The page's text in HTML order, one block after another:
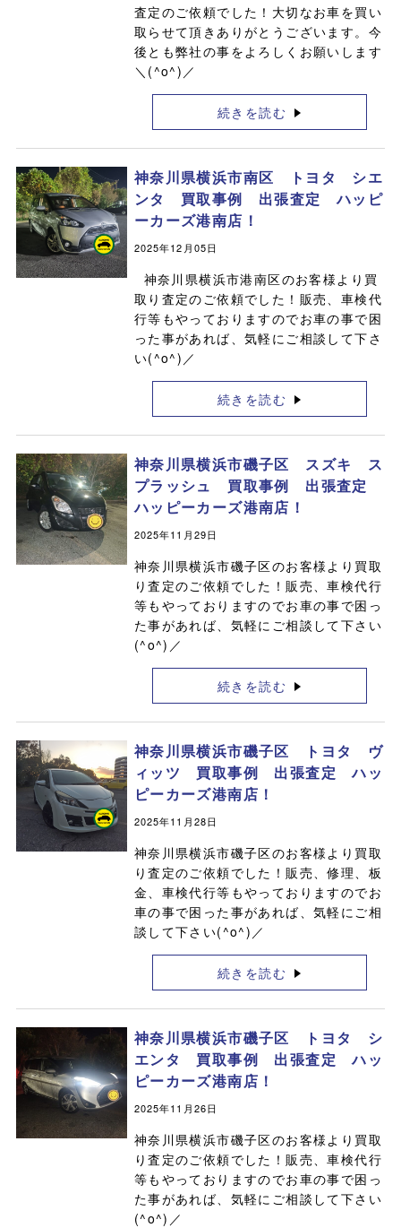
査定のご依頼でした！大切なお車を買い
取らせて頂きありがとうございます。今
後とも弊社の事をよろしくお願いします
＼(^o^)／
続きを読む
神奈川県横浜市南区 トヨタ シエ
ンタ 買取事例 出張査定 ハッピ
ーカーズ港南店！
2025年12月05日
神奈川県横浜市港南区のお客様より買
取り査定のご依頼でした！販売、車検代
行等もやっておりますのでお車の事で困
った事があれば、気軽にご相談して下さ
い(^o^)／
続きを読む
神奈川県横浜市磯子区 スズキ ス
プラッシュ 買取事例 出張査定
ハッピーカーズ港南店！
2025年11月29日
神奈川県横浜市磯子区のお客様より買取
り査定のご依頼でした！販売、車検代行
等もやっておりますのでお車の事で困っ
た事があれば、気軽にご相談して下さい
(^o^)／
続きを読む
神奈川県横浜市磯子区 トヨタ ヴ
ィッツ 買取事例 出張査定 ハッ
ピーカーズ港南店！
2025年11月28日
神奈川県横浜市磯子区のお客様より買取
り査定のご依頼でした！販売、修理、板
金、車検代行等もやっておりますのでお
車の事で困った事があれば、気軽にご相
談して下さい(^o^)／
続きを読む
神奈川県横浜市磯子区 トヨタ シ
エンタ 買取事例 出張査定 ハッ
ピーカーズ港南店！
2025年11月26日
神奈川県横浜市磯子区のお客様より買取
り査定のご依頼でした！販売、車検代行
等もやっておりますのでお車の事で困っ
た事があれば、気軽にご相談して下さい
(^o^)／